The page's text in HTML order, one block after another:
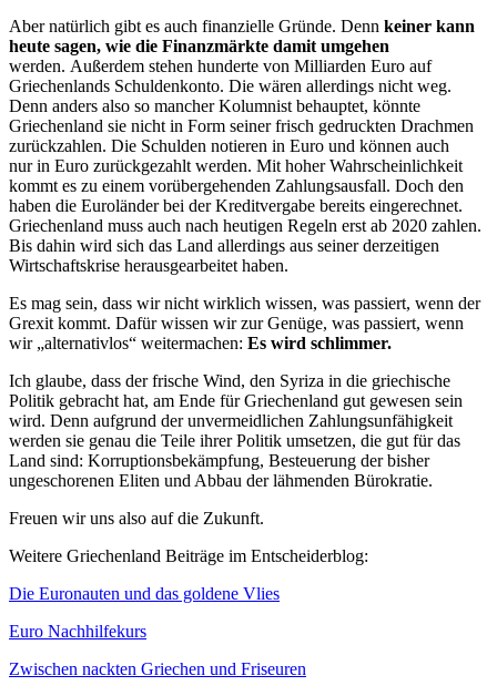
Aber natürlich gibt es auch finanzielle Gründe. Denn keiner kann
heute sagen, wie die Finanzmärkte damit umgehen
werden. Außerdem stehen hunderte von Milliarden Euro auf
Griechenlands Schuldenkonto. Die wären allerdings nicht weg.
Denn anders also so mancher Kolumnist behauptet, könnte
Griechenland sie nicht in Form seiner frisch gedruckten Drachmen
zurückzahlen. Die Schulden notieren in Euro und können auch
nur in Euro zurückgezahlt werden. Mit hoher Wahrscheinlichkeit
kommt es zu einem vorübergehenden Zahlungsausfall. Doch den
haben die Euroländer bei der Kreditvergabe bereits eingerechnet.
Griechenland muss auch nach heutigen Regeln erst ab 2020 zahlen.
Bis dahin wird sich das Land allerdings aus seiner derzeitigen
Wirtschaftskrise herausgearbeitet haben.
Es mag sein, dass wir nicht wirklich wissen, was passiert, wenn der
Grexit kommt. Dafür wissen wir zur Genüge, was passiert, wenn
wir „alternativlos“ weitermachen: Es wird schlimmer.
Ich glaube, dass der frische Wind, den Syriza in die griechische
Politik gebracht hat, am Ende für Griechenland gut gewesen sein
wird. Denn aufgrund der unvermeidlichen Zahlungsunfähigkeit
werden sie genau die Teile ihrer Politik umsetzen, die gut für das
Land sind: Korruptionsbekämpfung, Besteuerung der bisher
ungeschorenen Eliten und Abbau der lähmenden Bürokratie.
Freuen wir uns also auf die Zukunft.
Weitere Griechenland Beiträge im Entscheiderblog:
Die Euronauten und das goldene Vlies
Euro Nachhilfekurs
Zwischen nackten Griechen und Friseuren